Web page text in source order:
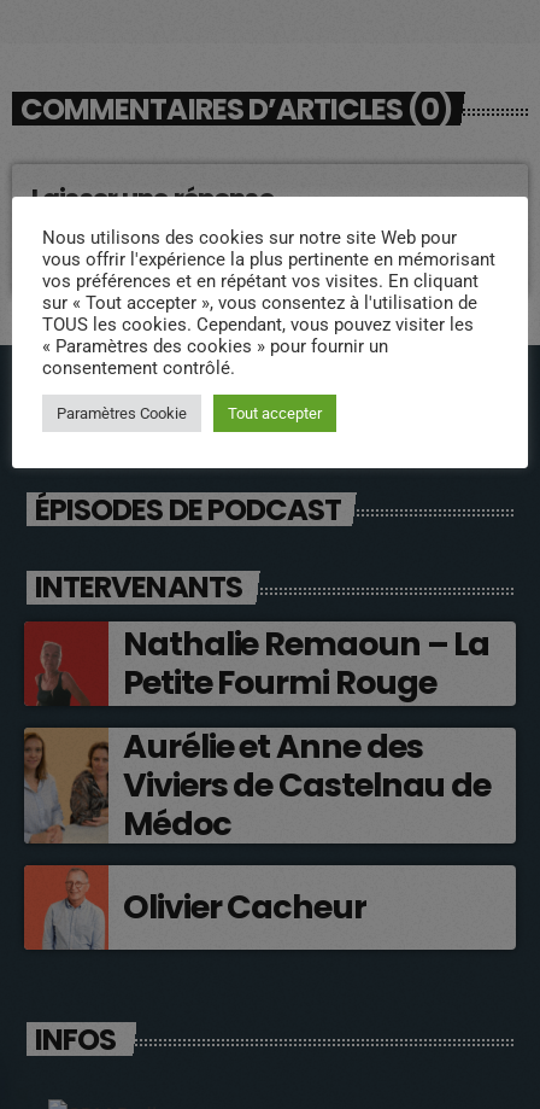
COMMENTAIRES D’ARTICLES (0)
Laisser une réponse
Vous devez être connecté pour ajouter un commentaire.
Connectez-vous maintenant
ÉPISODES DE PODCAST
INTERVENANTS
Nathalie Remaoun – La
Petite Fourmi Rouge
Aurélie et Anne des
Viviers de Castelnau de
Médoc
Olivier Cacheur
INFOS
Nous utilisons des cookies sur notre site Web pour
vous offrir l'expérience la plus pertinente en mémorisant
vos préférences et en répétant vos visites. En cliquant
sur « Tout accepter », vous consentez à l'utilisation de
TOUS les cookies. Cependant, vous pouvez visiter les
« Paramètres des cookies » pour fournir un
consentement contrôlé.
Paramètres Cookie Tout accepter